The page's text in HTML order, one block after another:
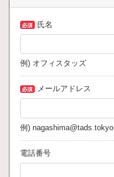
必須 氏名
例) オフィスタッズ
必須 メールアドレス
例) nagashima@tads.tokyo
電話番号